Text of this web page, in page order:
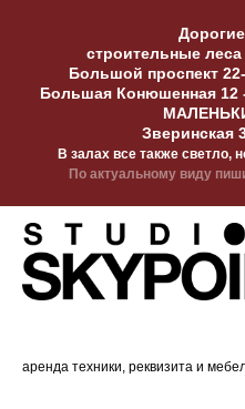
строительные
Большой проспект
Большая Конюшенная
Зверинская
В залах все также светло,
По актуальному виду
аренда техники, реквизита и